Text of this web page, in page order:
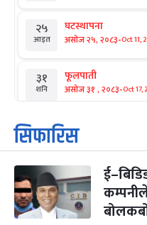
२५
आइत
घटस्थापना
असोज २५, २०८३-Oct 11,
३१
शनि
फूलपाती
असोज ३१ , २०८३-Oct 17,
१
आइत
कार्तिक सङ्क्रान्ति
कार्तिक १, २०८३
३
मंगल
महानवमी
कार्तिक ३, २०८३-Oct 20,
सिफारिस